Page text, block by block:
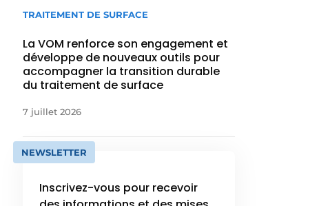
TRAITEMENT DE SURFACE
La VOM renforce son engagement et
développe de nouveaux outils pour
accompagner la transition durable
du traitement de surface
7 juillet 2026
NEWSLETTER
Inscrivez-vous pour recevoir